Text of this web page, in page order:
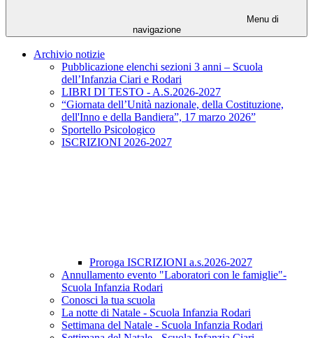
Menu di
navigazione
Archivio notizie
Pubblicazione elenchi sezioni 3 anni – Scuola
dell’Infanzia Ciari e Rodari
LIBRI DI TESTO - A.S.2026-2027
“Giornata dell’Unità nazionale, della Costituzione,
dell'Inno e della Bandiera”, 17 marzo 2026”
Sportello Psicologico
ISCRIZIONI 2026-2027
Proroga ISCRIZIONI a.s.2026-2027
Annullamento evento "Laboratori con le famiglie"-
Scuola Infanzia Rodari
Conosci la tua scuola
La notte di Natale - Scuola Infanzia Rodari
Settimana del Natale - Scuola Infanzia Rodari